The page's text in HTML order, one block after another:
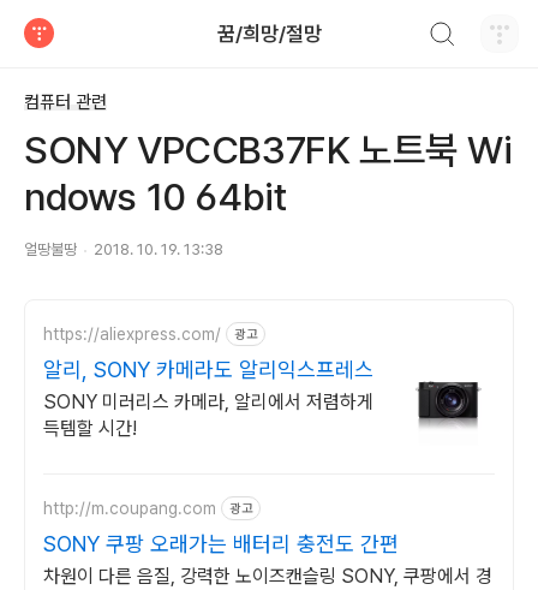
꿈/희망/절망
컴퓨터 관련
SONY VPCCB37FK 노트북 Wi
ndows 10 64bit
얼땅불땅 2018. 10. 19. 13:38
https://aliexpress.com/ 광고
알리, SONY 카메라도 알리익스프레스
SONY 미러리스 카메라, 알리에서 저렴하게
득템할 시간!
http://m.coupang.com 광고
SONY 쿠팡 오래가는 배터리 충전도 간편
차원이 다른 음질, 강력한 노이즈캔슬링 SONY, 쿠팡에서 경